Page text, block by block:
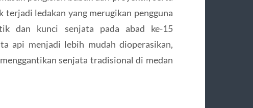
terjadi ledakan yang merugikan pengguna
dan kunci senjata pada abad ke-15
api menjadi lebih mudah dioperasikan,
senjata tradisional di medan